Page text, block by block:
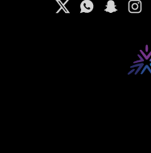
Instagram
Snapchat
WhatsApp
Twitter